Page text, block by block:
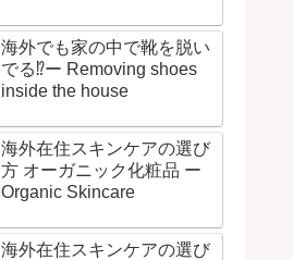
海外でも家の中で靴を脱い
でる⁉ー Removing shoes
inside the house
海外在住スキンケアの選び
方 オーガニック化粧品 ー
Organic Skincare
海外在住スキンケアの選び